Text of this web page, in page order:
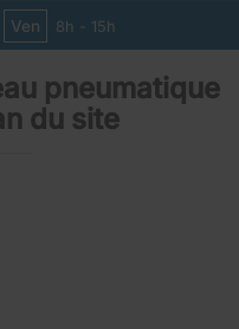
Ven 8h - 15h
du site